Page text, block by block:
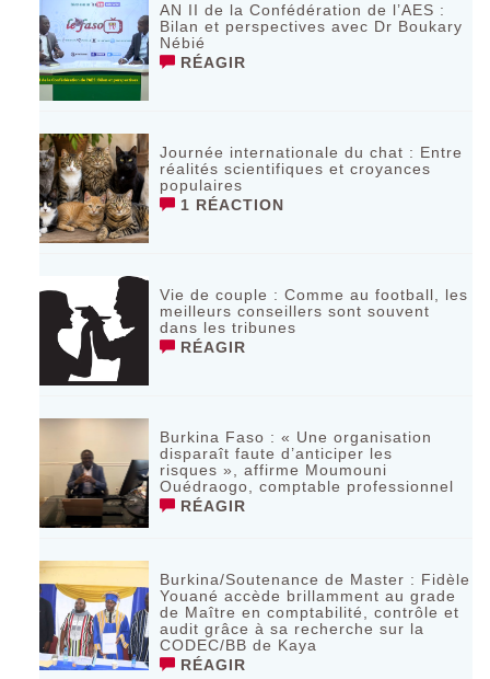
AN II de la Confédération de l’AES :
Bilan et perspectives avec Dr Boukary
Nébié
RÉAGIR
Journée internationale du chat : Entre
réalités scientifiques et croyances
populaires
1 RÉACTION
Vie de couple : Comme au football, les
meilleurs conseillers sont souvent
dans les tribunes
RÉAGIR
Burkina Faso : « Une organisation
disparaît faute d’anticiper les
risques », affirme Moumouni
Ouédraogo, comptable professionnel
RÉAGIR
Burkina/Soutenance de Master : Fidèle
Youané accède brillamment au grade
de Maître en comptabilité, contrôle et
audit grâce à sa recherche sur la
CODEC/BB de Kaya
RÉAGIR